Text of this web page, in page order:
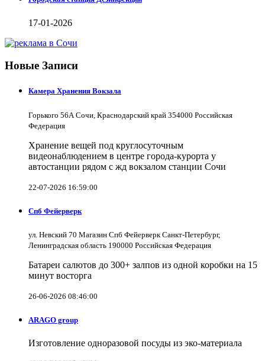
17-01-2026
Новые Записи
Камера Хранения Вокзала
Горького 56А Сочи, Краснодарский край 354000 Российская
Федерация
Хранение вещей под круглосуточным
видеонаблюдением в центре города-курорта у
автостанции рядом с жд вокзалом станции Сочи
22-07-2026 16:59:00
Спб Фейерверк
ул. Невский 70 Магазин Спб Фейерверк Санкт-Петербург,
Ленинградская область 190000 Российская Федерация
Батареи салютов до 300+ залпов из одной коробки на 15
минут восторга
26-06-2026 08:46:00
ARAGO group
Изготовление одноразовой посуды из эко-материала